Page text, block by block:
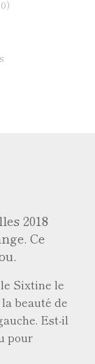
2018
Ce
Sixtine le
beauté de
Est-il
pour